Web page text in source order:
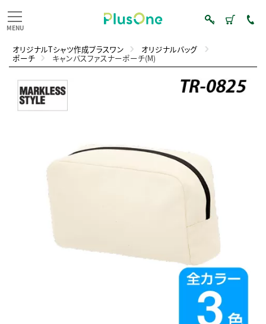
オリジナルTシャツ作成プラスワン オリジナルバッグ
ポーチ キャンバスファスナーポーチ(M)